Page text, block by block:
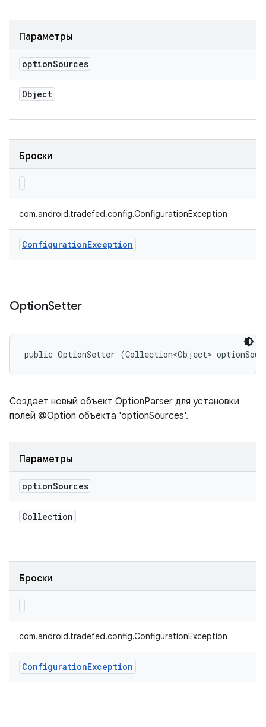
Параметры
optionSources
Object
Броски
com.android.tradefed.config.ConfigurationException
ConfigurationException
OptionSetter
public OptionSetter (Collection<Object>
Создает новый объект OptionParser для установки
полей @Option объекта 'optionSources'.
Параметры
optionSources
Collection
Броски
com.android.tradefed.config.ConfigurationException
ConfigurationException